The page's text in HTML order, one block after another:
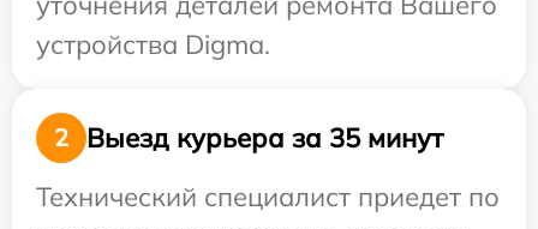
устройства Digma.
2
Выезд курьера за 35 минут
Технический специалист приедет по